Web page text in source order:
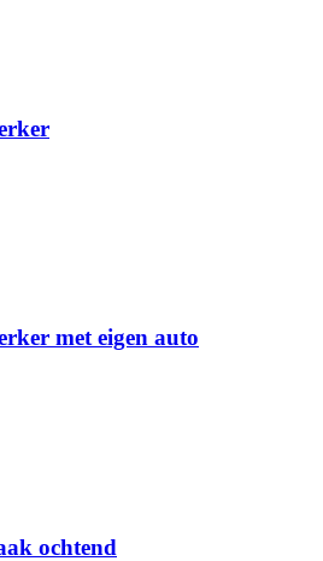
met eigen auto
ochtend